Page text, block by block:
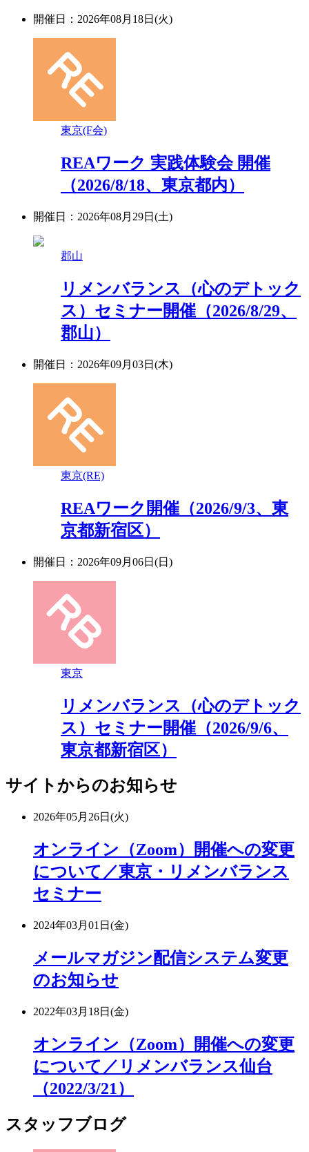
開催日：2026年08月18日(火)
東京(F会)
REAワーク 実践体験会 開催
（2026/8/18、東京都内）
開催日：2026年08月29日(土)
郡山
リメンバランス（心のデトック
ス）セミナー開催（2026/8/29、
郡山）
開催日：2026年09月03日(木)
東京(RE)
REAワーク開催（2026/9/3、東
京都新宿区）
開催日：2026年09月06日(日)
東京
リメンバランス（心のデトック
ス）セミナー開催（2026/9/6、
東京都新宿区）
サイトからのお知らせ
2026年05月26日(火)
オンライン（Zoom）開催への変更
について／東京・リメンバランス
セミナー
2024年03月01日(金)
メールマガジン配信システム変更
のお知らせ
2022年03月18日(金)
オンライン（Zoom）開催への変更
について／リメンバランス仙台
（2022/3/21）
スタッフブログ